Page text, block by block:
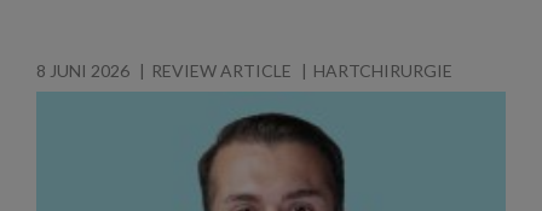
8 JUNI 2026 REVIEW ARTICLE HARTCHIRURGIE